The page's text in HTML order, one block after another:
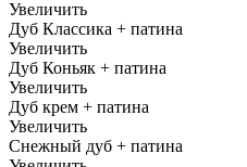
Увеличить
Дуб Классика + патина
Увеличить
Дуб Коньяк + патина
Увеличить
Дуб крем + патина
Увеличить
Снежный дуб + патина